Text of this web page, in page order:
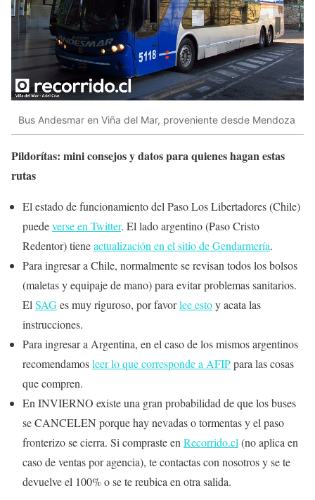
Bus Andesmar en Viña del Mar, proveniente desde Mendoza
Pildorítas: mini consejos y datos para quienes hagan estas
rutas
El estado de funcionamiento del Paso Los Libertadores (Chile)
puedeverse en Twitter. El lado argentino (Paso Cristo
Redentor) tieneactualización en el sitio de Gendarmería.
Para ingresar a Chile, normalmente se revisan todos los bolsos
(maletas y equipaje de mano) para evitar problemas sanitarios.
ElSAGes muy riguroso, por favorlee estoy acata las
instrucciones.
Para ingresar a Argentina, en el caso de los mismos argentinos
recomendamosleer lo que corresponde a AFIPpara las cosas
que compren.
En INVIERNO existe una gran probabilidad de que los buses
se CANCELEN porque hay nevadas o tormentas y el paso
fronterizo se cierra. Si compraste enRecorrido.cl(no aplica en
caso de ventas por agencia), te contactas con nosotros y se te
devuelve el 100% o se te reubica en otra salida.